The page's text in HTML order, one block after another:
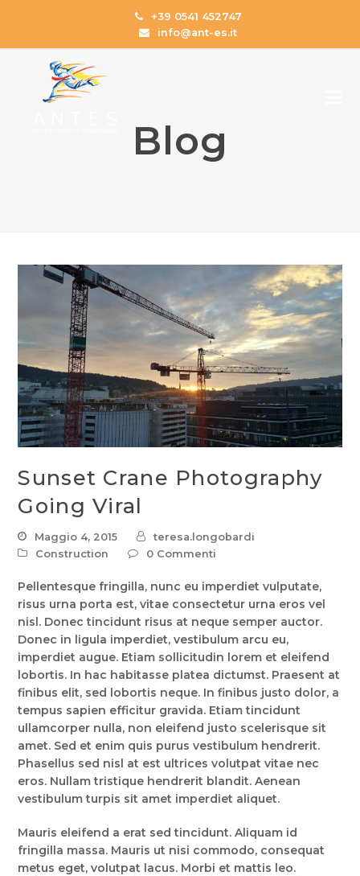
+39 0541 452747
info@ant-es.it
Blog
Sunset Crane Photography
Going Viral
Maggio 4, 2015
teresa.longobardi
Construction
0 Commenti
Pellentesque fringilla, nunc eu imperdiet vulputate,
risus urna porta est, vitae consectetur urna eros vel
nisl. Donec tincidunt risus at neque semper auctor.
Donec in ligula imperdiet, vestibulum arcu eu,
imperdiet augue. Etiam sollicitudin lorem et eleifend
lobortis. In hac habitasse platea dictumst. Praesent at
finibus elit, sed lobortis neque. In finibus justo dolor, a
tempus sapien efficitur gravida. Etiam tincidunt
ullamcorper nulla, non eleifend justo scelerisque sit
amet. Sed et enim quis purus vestibulum hendrerit.
Phasellus sed nisl at est ultrices volutpat vitae nec
eros. Nullam tristique hendrerit blandit. Aenean
vestibulum turpis sit amet imperdiet aliquet.
Mauris eleifend a erat sed tincidunt. Aliquam id
fringilla massa. Mauris ut nisi commodo, consequat
metus eget, volutpat lacus. Morbi et mattis leo.